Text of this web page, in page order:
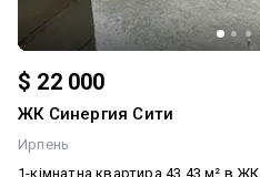
$ 22 000
ЖК Синергия Сити
Ирпень
1-кімнатна квартира 43,43 м² в ЖК